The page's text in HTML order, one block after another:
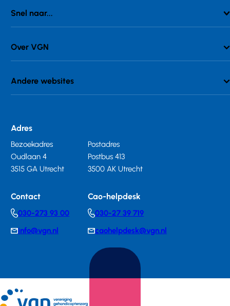
Snel naar...
Over VGN
Andere websites
Adres
Bezoekadres
Oudlaan 4
3515 GA Utrecht
Postadres
Postbus 413
3500 AK Utrecht
Contact
Telephonenumber
030-273 93 00
E-info@vgn.nl
Cao-helpdesk
Telephonenumber
030-27 39 719
E-caohelpdesk@vgn.nl